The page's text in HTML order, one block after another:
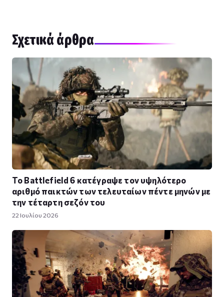
Σχετικά άρθρα
Το Battlefield 6 κατέγραψε τον υψηλότερο
αριθμό παικτών των τελευταίων πέντε μηνών με
την τέταρτη σεζόν του
22 Ιουλίου 2026